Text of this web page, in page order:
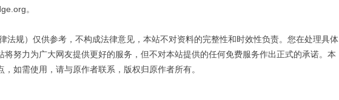
。
规）仅供参考，不构成法律意见，本站不对资料的完整性和时效性负责。您在处理具体
努力为广大网友提供更好的服务，但不对本站提供的任何免费服务作出正式的承诺。本
如需使用，请与原作者联系，版权归原作者所有。